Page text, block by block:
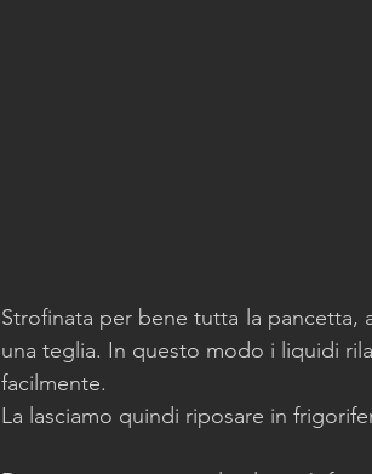
Strofinata per bene tutta la
una teglia. In questo modo i liquidi
facilmente.
La lasciamo quindi riposare in